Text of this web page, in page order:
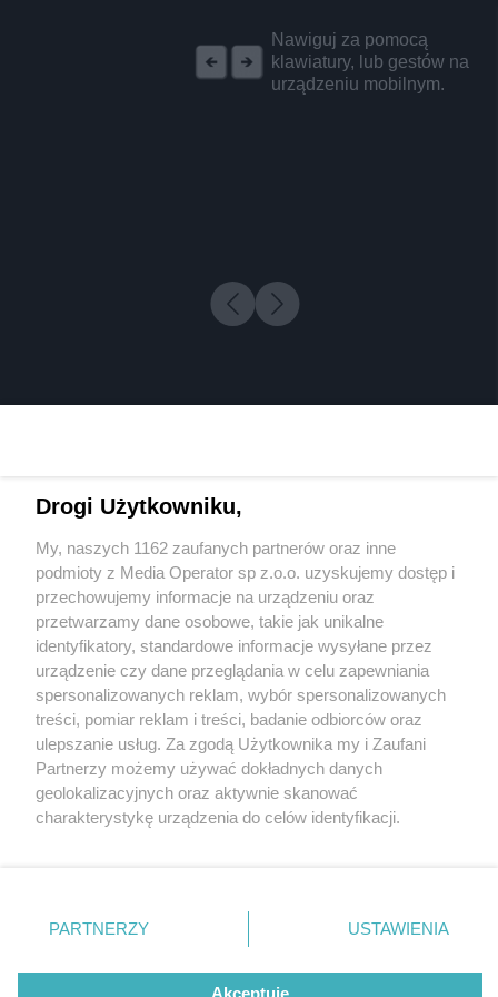
Nawiguj za pomocą
klawiatury, lub gestów na
urządzeniu mobilnym.
1 / 0
Wydawca mediów lokalnych
Nie zapomnij
zapoznać się z:
polityką prywatności regulamin korzystania z portali
Twojemiasto
Piekary Śląskie
Chorzów
Tarnowskie Góry
Gliwice
Skontakuj sięz nami
Kontakt
Wydawca
Redakcja
Drogi Użytkowniku,
My, naszych 1162 zaufanych partnerów oraz inne
podmioty z Media Operator sp z.o.o. uzyskujemy dostęp i
przechowujemy informacje na urządzeniu oraz
przetwarzamy dane osobowe, takie jak unikalne
identyfikatory, standardowe informacje wysyłane przez
urządzenie czy dane przeglądania w celu zapewniania
spersonalizowanych reklam, wybór spersonalizowanych
treści, pomiar reklam i treści, badanie odbiorców oraz
ulepszanie usług. Za zgodą Użytkownika my i Zaufani
Partnerzy możemy używać dokładnych danych
geolokalizacyjnych oraz aktywnie skanować
charakterystykę urządzenia do celów identyfikacji.
zmienić/wycofać klikając przycisk ustawień prywatności
znajdujący się w lewym dolnym rogu strony
rodzaje przetwarzania danych nie wymagają zgody
użytkownika, ale masz prawo sprzeciwić się takiemu
PARTNERZY USTAWIENIA
Akceptuję